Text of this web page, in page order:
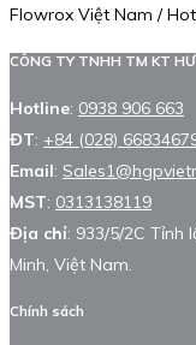
Flowrox Việt Nam /
CÔNG TY TNHH TM KT
Hotline: 0938 906 663
ĐT: +84 (028)
Email:
MST: 0313138119
Địa chỉ: 933/5/2C Tỉnh
Minh, Việt Nam.
Chính sách